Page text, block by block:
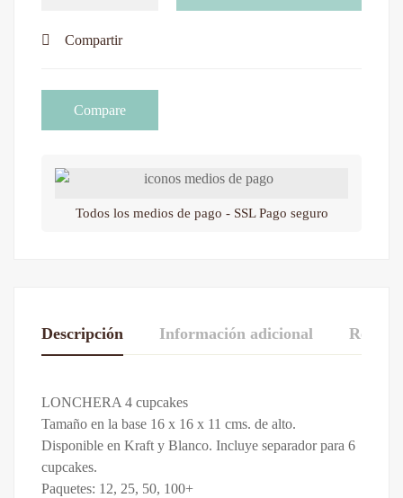
Compartir
Compare
Todos los medios de pago - SSL Pago seguro
Descripción Información adicional
LONCHERA 4 cupcakes
Tamaño en la base 16 x 16 x 11 cms. de alto.
Disponible en Kraft y Blanco. Incluye separador para 6
cupcakes.
Paquetes: 12, 25, 50, 100+
Paquete
Paquete de 12,Paquete de 25
50,Paquete de 100
Colores
Color Natural o Kraft
De La Calificación Y Revisión De
Base en 0 Comentarios
Escribe una reseña